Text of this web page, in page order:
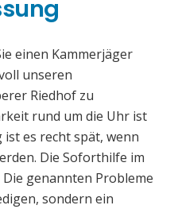
einen Kammerjäger
unseren
Riedhof zu
rund um die Uhr ist
es recht spät, wenn
Die Soforthilfe im
genannten Probleme
sondern ein